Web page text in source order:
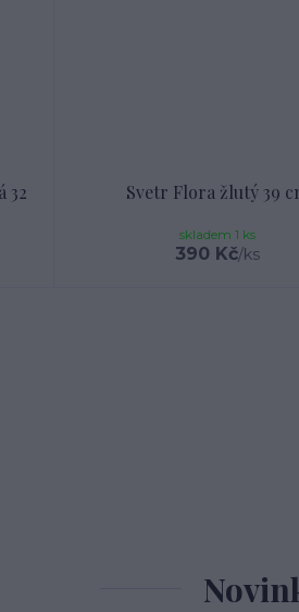
32
Svetr Flora žlutý 39
390 Kč/ks
skladem 1 ks